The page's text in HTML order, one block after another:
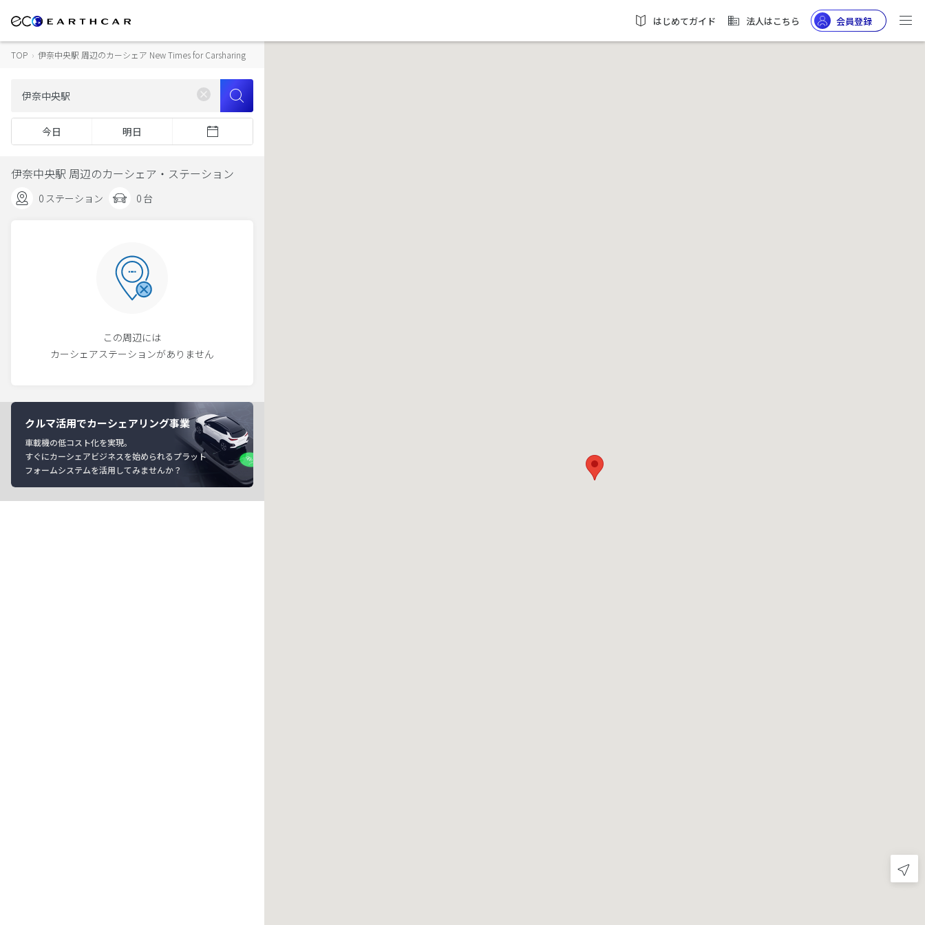
はじめてガイド 法人はこちら 会員登録
TOP › 伊奈中央駅 周辺のカーシェア New Times for Carsharing
今日 明日
伊奈中央駅 周辺のカーシェア・ステーション
0 ステーション 0 台
この周辺には
カーシェアステーションがありません
クルマ活用でカーシェアリング事業
車載機の低コスト化を実現。
すぐにカーシェアビジネスを始められるプラット
フォームシステムを活用してみませんか？